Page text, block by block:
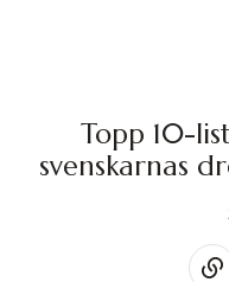
Topp 10-
svenskarnas